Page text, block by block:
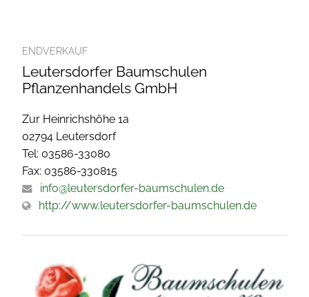
ENDVERKAUF
Leutersdorfer Baumschulen
Pflanzenhandels GmbH
Zur Heinrichshöhe 1a
02794 Leutersdorf
Tel: 03586-33080
Fax: 03586-330815
info@leutersdorfer-baumschulen.de
http://www.leutersdorfer-baumschulen.de